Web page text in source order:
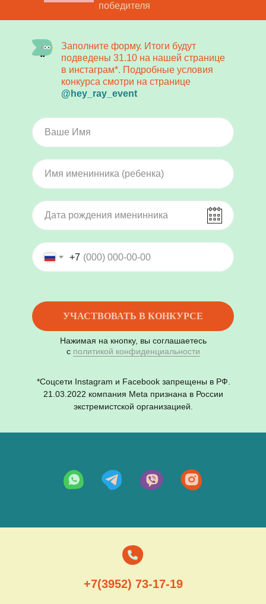
Нажимая на кнопку, вы соглашаетесь
с политикой конфиденциальности
победителя
Заполните форму. Итоги будут
подведены 31.10 на нашей странице
в инстаграм*. Подробные условия
конкурса смотри на странице
@hey_ray_event
+7
УЧАСТВОВАТЬ В КОНКУРСЕ
*Соцсети Instagram и Facebook запрещены в РФ.
21.03.2022 компания Meta признана в России
экстремистской организацией.
+7(3952) 73-17-19